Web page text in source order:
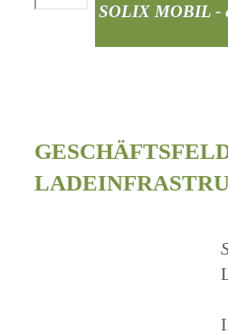
SOLIX MOBIL -